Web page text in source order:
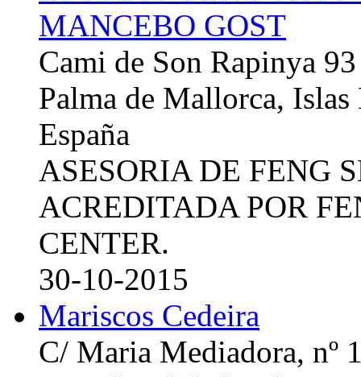
MANCEBO GOST
Cami de Son Rapinya 93
Palma de Mallorca, Islas
España
ASESORIA DE FENG
ACREDITADA POR
CENTER.
30-10-2015
Mariscos Cedeira
C/ Maria Mediadora, nº